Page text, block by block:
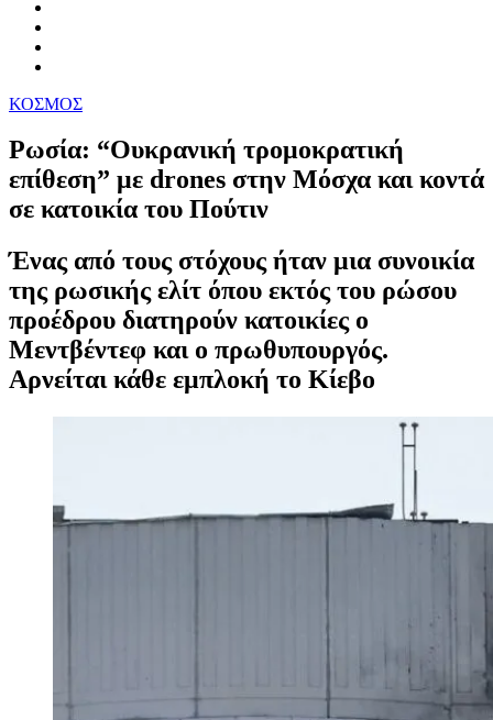
ΚΟΣΜΟΣ
Ρωσία: “Ουκρανική τρομοκρατική
επίθεση” με drones στην Μόσχα και κοντά
σε κατοικία του Πούτιν
Ένας από τους στόχους ήταν μια συνοικία
της ρωσικής ελίτ όπου εκτός του ρώσου
προέδρου διατηρούν κατοικίες ο
Μεντβέντεφ και ο πρωθυπουργός.
Αρνείται κάθε εμπλοκή το Κίεβο